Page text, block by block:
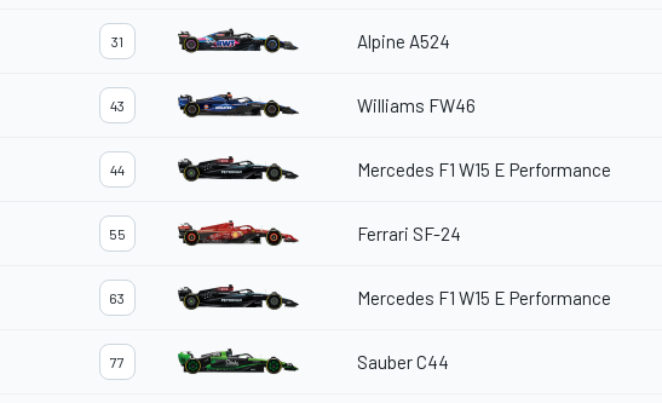
31 Alpine A524
43 Williams FW46
44 Mercedes F1 W15 E Performance
55 Ferrari SF-24
63 Mercedes F1 W15 E Performance
77 Sauber C44